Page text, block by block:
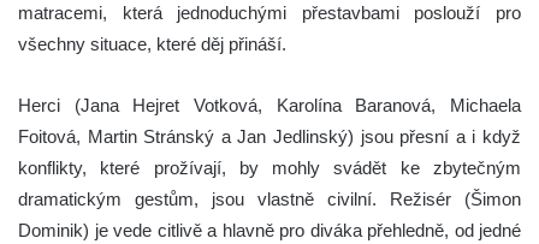
matracemi, která jednoduchými přestavbami poslouží pro
všechny situace, které děj přináší.
Herci (Jana Hejret Votková, Karolína Baranová, Michaela
Foitová, Martin Stránský a Jan Jedlinský) jsou přesní a i když
konflikty, které prožívají, by mohly svádět ke zbytečným
dramatickým gestům, jsou vlastně civilní. Režisér (Šimon
Dominik) je vede citlivě a hlavně pro diváka přehledně, od jedné